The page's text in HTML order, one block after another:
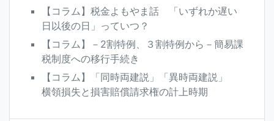
【コラム】税金よもやま話 「いずれか遅い
日以後の日」っていつ？
【コラム】－2割特例、３割特例から－簡易課
税制度への移行手続き
【コラム】「同時両建説」「異時両建説」
横領損失と損害賠償請求権の計上時期